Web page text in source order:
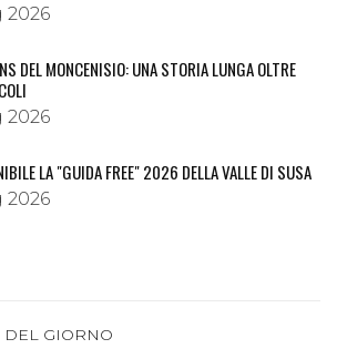
2026
DEL MONCENISIO: UNA STORIA LUNGA OLTRE
2026
LA "GUIDA FREE" 2026 DELLA VALLE DI SUSA
2026
GIORNO